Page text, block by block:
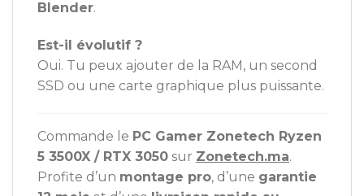
Blender.
Est-il évolutif ?
Oui. Tu peux ajouter de la RAM, un second
SSD ou une carte graphique plus puissante.
Commande le PC Gamer Zonetech Ryzen
5 3500X / RTX 3050 sur Zonetech.ma.
Profite d’un montage pro, d’une garantie